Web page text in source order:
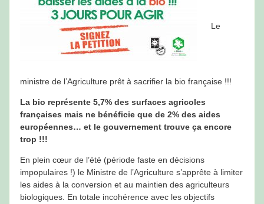
Le
ministre de l’Agriculture prêt à sacrifier la bio française !!!
La bio représente 5,7% des surfaces agricoles
françaises mais ne bénéficie que de 2% des aides
européennes… et le gouvernement trouve ça encore
trop !!!
En plein cœur de l’été (période faste en décisions
impopulaires !) le Ministre de l’Agriculture s’apprête à limiter
les aides à la conversion et au maintien des agriculteurs
biologiques. En totale incohérence avec les objectifs